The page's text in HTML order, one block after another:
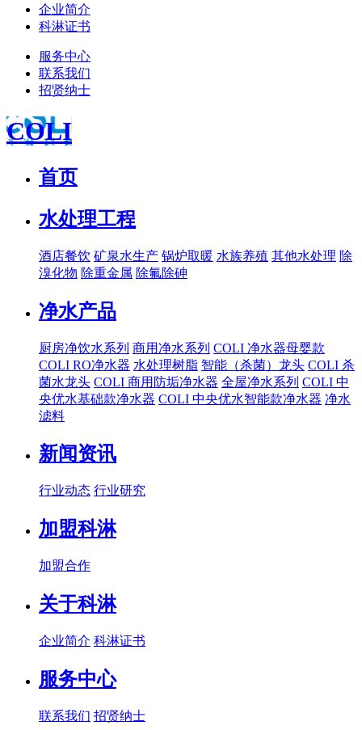
企业简介
科淋证书
服务中心
联系我们
招贤纳士
COLI
首页
水处理工程
酒店餐饮 矿泉水生产 锅炉取暖 水族养殖 其他水处理 除
溴化物 除重金属 除氟除砷
净水产品
厨房净饮水系列 商用净水系列 COLI 净水器母婴款
COLI RO净水器 水处理树脂 智能（杀菌）龙头 COLI 杀
菌水龙头 COLI 商用防垢净水器 全屋净水系列 COLI 中
央优水基础款净水器 COLI 中央优水智能款净水器 净水
滤料
新闻资讯
行业动态 行业研究
加盟科淋
加盟合作
关于科淋
企业简介 科淋证书
服务中心
联系我们 招贤纳士